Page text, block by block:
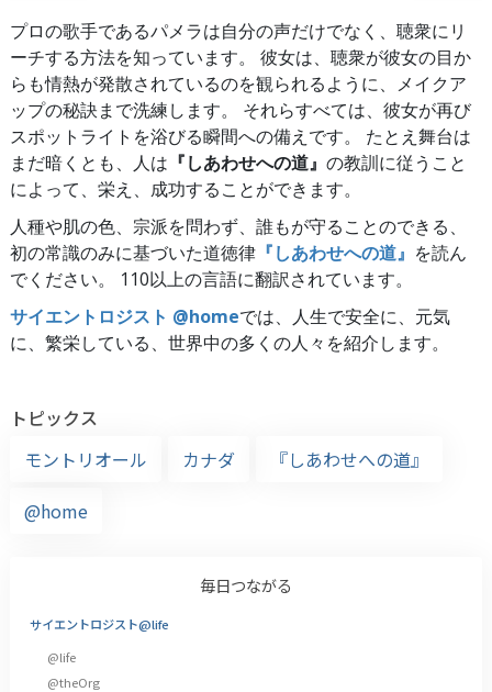
プロの歌手であるパメラは自分の声だけでなく、聴衆にリ
ーチする方法を知っています。 彼女は、聴衆が彼女の目か
らも情熱が発散されているのを観られるように、メイクア
ップの秘訣まで洗練します。 それらすべては、彼女が再び
スポットライトを浴びる瞬間への備えです。 たとえ舞台は
まだ暗くとも、人は 『しあわせへの道』 の教訓に従うこと
によって、栄え、成功することができます。
人種や肌の色、宗派を問わず、誰もが守ることのできる、
初の常識のみに基づいた道徳律 『しあわせへの道』 を読ん
でください。 110以上の言語に翻訳されています。
サイエントロジスト @homeでは、人生で安全に、元気
に、繁栄している、世界中の多くの人々を紹介します。
トピックス
モントリオール
カナダ
『しあわせへの道』
@home
毎日つながる
サイエントロジスト@life
@life
@theOrg